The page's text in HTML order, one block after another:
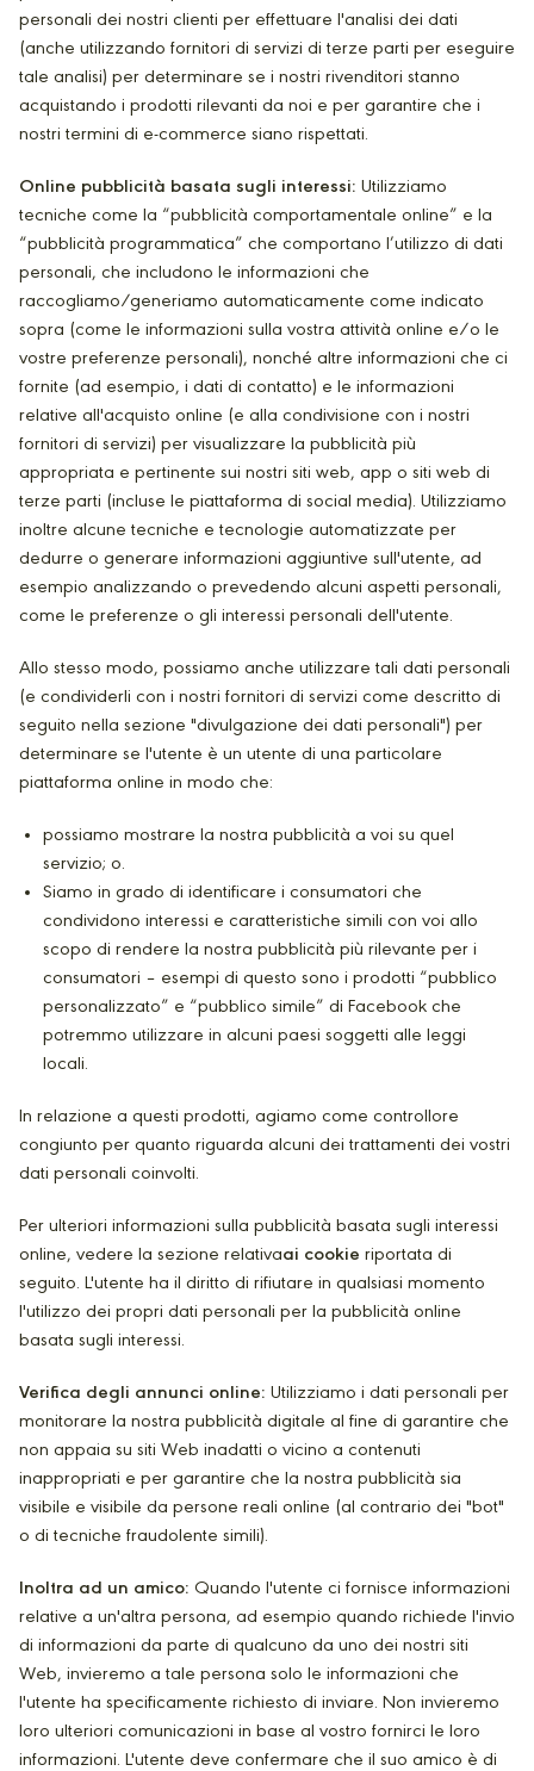
personali dei nostri clienti per effettuare l'analisi dei dati
(anche utilizzando fornitori di servizi di terze parti per eseguire
tale analisi) per determinare se i nostri rivenditori stanno
acquistando i prodotti rilevanti da noi e per garantire che i
nostri termini di e-commerce siano rispettati.
Online pubblicità basata sugli interessi: Utilizziamo
tecniche come la “pubblicità comportamentale online” e la
“pubblicità programmatica” che comportano l’utilizzo di dati
personali, che includono le informazioni che
raccogliamo/generiamo automaticamente come indicato
sopra (come le informazioni sulla vostra attività online e/o le
vostre preferenze personali), nonché altre informazioni che ci
fornite (ad esempio, i dati di contatto) e le informazioni
relative all'acquisto online (e alla condivisione con i nostri
fornitori di servizi) per visualizzare la pubblicità più
appropriata e pertinente sui nostri siti web, app o siti web di
terze parti (incluse le piattaforma di social media). Utilizziamo
inoltre alcune tecniche e tecnologie automatizzate per
dedurre o generare informazioni aggiuntive sull'utente, ad
esempio analizzando o prevedendo alcuni aspetti personali,
come le preferenze o gli interessi personali dell'utente.
Allo stesso modo, possiamo anche utilizzare tali dati personali
(e condividerli con i nostri fornitori di servizi come descritto di
seguito nella sezione "divulgazione dei dati personali") per
determinare se l'utente è un utente di una particolare
piattaforma online in modo che:
possiamo mostrare la nostra pubblicità a voi su quel
servizio; o.
Siamo in grado di identificare i consumatori che
condividono interessi e caratteristiche simili con voi allo
scopo di rendere la nostra pubblicità più rilevante per i
consumatori – esempi di questo sono i prodotti “pubblico
personalizzato” e “pubblico simile” di Facebook che
potremmo utilizzare in alcuni paesi soggetti alle leggi
locali.
In relazione a questi prodotti, agiamo come controllore
congiunto per quanto riguarda alcuni dei trattamenti dei vostri
dati personali coinvolti.
Per ulteriori informazioni sulla pubblicità basata sugli interessi
online, vedere la sezione relativaai cookie riportata di
seguito. L'utente ha il diritto di rifiutare in qualsiasi momento
l'utilizzo dei propri dati personali per la pubblicità online
basata sugli interessi.
Verifica degli annunci online: Utilizziamo i dati personali per
monitorare la nostra pubblicità digitale al fine di garantire che
non appaia su siti Web inadatti o vicino a contenuti
inappropriati e per garantire che la nostra pubblicità sia
visibile e visibile da persone reali online (al contrario dei "bot"
o di tecniche fraudolente simili).
Inoltra ad un amico: Quando l'utente ci fornisce informazioni
relative a un'altra persona, ad esempio quando richiede l'invio
di informazioni da parte di qualcuno da uno dei nostri siti
Web, invieremo a tale persona solo le informazioni che
l'utente ha specificamente richiesto di inviare. Non invieremo
loro ulteriori comunicazioni in base al vostro fornirci le loro
informazioni. L'utente deve confermare che il suo amico è di